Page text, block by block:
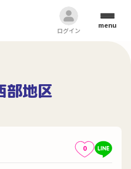
ログイン
menu
部地区
0